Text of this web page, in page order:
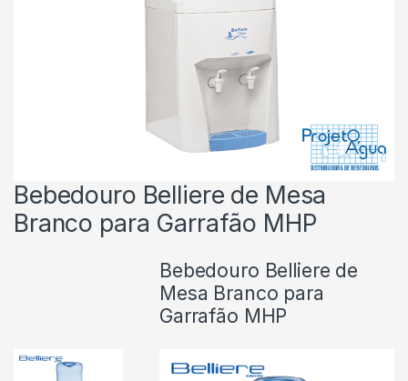
Bebedouro Belliere de Mesa
Branco para Garrafão MHP
Bebedouro Belliere de
Mesa Branco para
Garrafão MHP